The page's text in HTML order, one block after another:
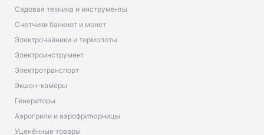
Садовая техника и инструменты
Счетчики банкнот и монет
Электрочайники и термопоты
Электроинструмент
Электротранспорт
Экшен-камеры
Генераторы
Аэрогрили и аэрофритюрницы
Уценённые товары